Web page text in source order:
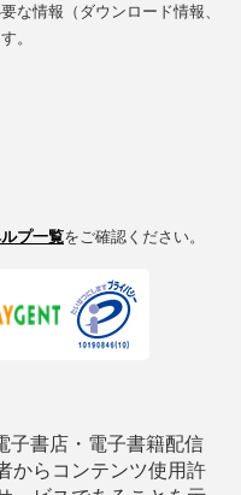
な情報（ダウンロード情報、
。
プ一覧をご確認ください。
子書店・電子書籍配信
からコンテンツ使用許